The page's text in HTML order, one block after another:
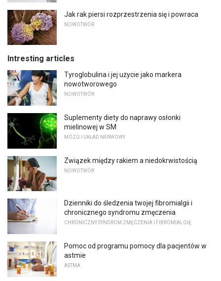
Jak rak piersi rozprzestrzenia się i powraca
NOWOTWÓR
Intresting articles
Tyroglobulina i jej użycie jako markera
nowotworowego
NOWOTWÓR
Suplementy diety do naprawy osłonki
mielinowej w SM
MÓZG I UKŁAD NERWOWY
Związek między rakiem a niedokrwistością
NOWOTWÓR
Dzienniki do śledzenia twojej fibromialgii i
chronicznego syndromu zmęczenia
CHRONICZNY SYNDROM ZMĘCZENIA I FIBROMIALGIĘ
Pomoc od programu pomocy dla pacjentów w
astmie
ASTMA